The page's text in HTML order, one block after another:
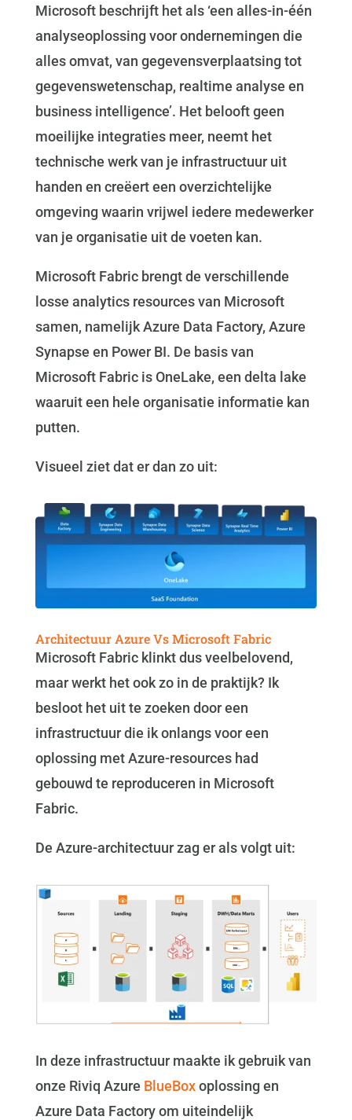
Microsoft beschrijft het als ‘een alles-in-één
analyseoplossing voor ondernemingen die
alles omvat, van gegevensverplaatsing tot
gegevenswetenschap, realtime analyse en
business intelligence’. Het belooft geen
moeilijke integraties meer, neemt het
technische werk van je infrastructuur uit
handen en creëert een overzichtelijke
omgeving waarin vrijwel iedere medewerker
van je organisatie uit de voeten kan.
Microsoft Fabric brengt de verschillende
losse analytics resources van Microsoft
samen, namelijk Azure Data Factory, Azure
Synapse en Power BI. De basis van
Microsoft Fabric is OneLake, een delta lake
waaruit een hele organisatie informatie kan
putten.
Visueel ziet dat er dan zo uit:
Architectuur Azure Vs Microsoft Fabric
Microsoft Fabric klinkt dus veelbelovend,
maar werkt het ook zo in de praktijk? Ik
besloot het uit te zoeken door een
infrastructuur die ik onlangs voor een
oplossing met Azure-resources had
gebouwd te reproduceren in Microsoft
Fabric.
De Azure-architectuur zag er als volgt uit:
In deze infrastructuur maakte ik gebruik van
onze Riviq Azure BlueBoxoplossing en
Azure Data Factory om uiteindelijk